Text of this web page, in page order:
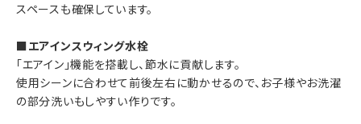
スペースも確保しています。
■エアインスウィング水栓
「エアイン」機能を搭載し、節水に貢献します。
使用シーンに合わせて前後左右に動かせるので、お子様やお洗濯
の部分洗いもしやすい作りです。